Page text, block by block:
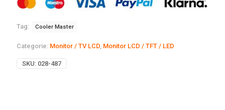
Tag: Cooler Master
Categorie: Monitor / TV LCD Monitor LCD / TFT / LED
SKU: 028-487